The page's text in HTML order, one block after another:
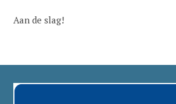
Aan de slag!